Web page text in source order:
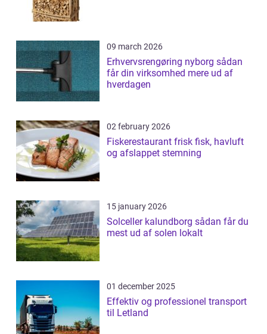
09 march 2026
Erhvervsrengøring nyborg sådan
får din virksomhed mere ud af
hverdagen
02 february 2026
Fiskerestaurant frisk fisk, havluft
og afslappet stemning
15 january 2026
Solceller kalundborg sådan får du
mest ud af solen lokalt
01 december 2025
Effektiv og professionel transport
til Letland